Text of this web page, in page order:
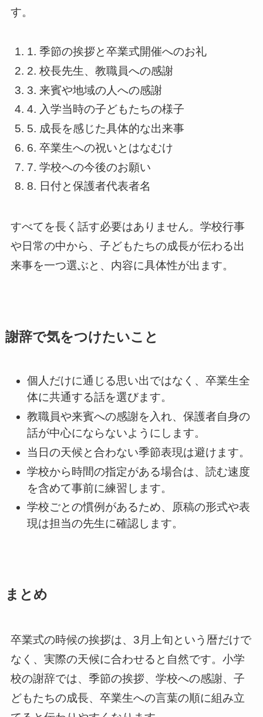
す。
1. 季節の挨拶と卒業式開催へのお礼
2. 校長先生、教職員への感謝
3. 来賓や地域の人への感謝
4. 入学当時の子どもたちの様子
5. 成長を感じた具体的な出来事
6. 卒業生への祝いとはなむけ
7. 学校への今後のお願い
8. 日付と保護者代表者名
すべてを長く話す必要はありません。学校行事
や日常の中から、子どもたちの成長が伝わる出
来事を一つ選ぶと、内容に具体性が出ます。
謝辞で気をつけたいこと
個人だけに通じる思い出ではなく、卒業生全
体に共通する話を選びます。
教職員や来賓への感謝を入れ、保護者自身の
話が中心にならないようにします。
当日の天候と合わない季節表現は避けます。
学校から時間の指定がある場合は、読む速度
を含めて事前に練習します。
学校ごとの慣例があるため、原稿の形式や表
現は担当の先生に確認します。
まとめ
卒業式の時候の挨拶は、3月上旬という暦だけで
なく、実際の天候に合わせると自然です。小学
校の謝辞では、季節の挨拶、学校への感謝、子
どもたちの成長、卒業生への言葉の順に組み立